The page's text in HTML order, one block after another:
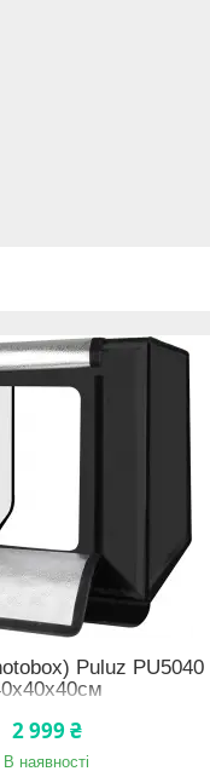
Puluz PU5040
2 999 ₴
В наявності